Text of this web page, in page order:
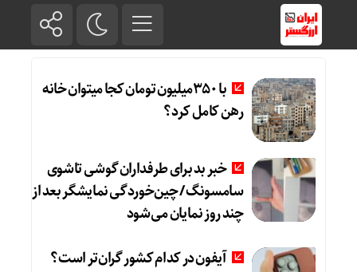
با 350میلیون تومان کجا میتوان خانه
رهن کامل کرد؟
خبر بد برای طرفداران گوشی تاشوی
سامسونگ / چین‌خوردگی نمایشگر بعد از
چند روز نمایان می‌شود
آیفون در کدام کشور گران‌تر است؟